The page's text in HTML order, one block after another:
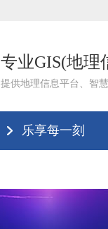
专业GIS(地理
提供地理信息平台、智
乐享每一刻